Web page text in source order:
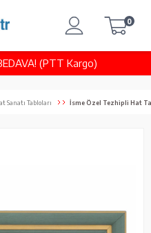
(PTT Kargo)
0
Sanatı Tabloları İsme Özel Tezhipli Hat